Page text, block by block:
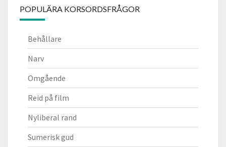
POPULÄRA KORSORDSFRÅGOR
Behållare
Narv
Omgående
Reid på film
Nyliberal rand
Sumerisk gud